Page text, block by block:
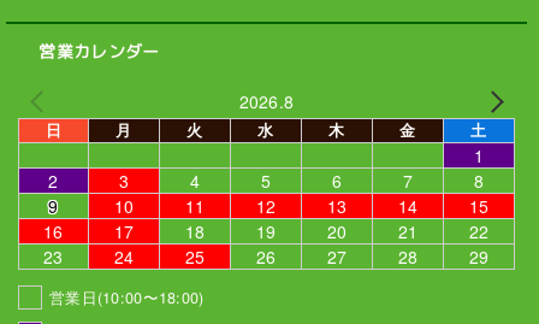
営業カレンダー
2026.8
日 月 火 水 木 金 土
1
2
3 4 5 6 7
8
9
10 11 12 13 14
15
16
17 18 19 20 21
22
23
24 25 26 27 28 29
営業日(10:00〜18:00)